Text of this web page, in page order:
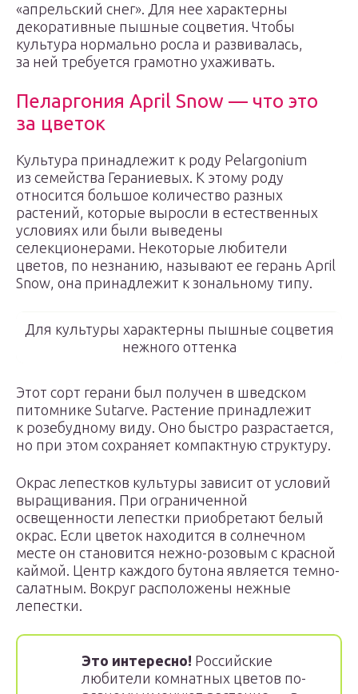
«апрельский снег». Для нее характерны
декоративные пышные соцветия. Чтобы
культура нормально росла и развивалась,
за ней требуется грамотно ухаживать.
Пеларгония April Snow — что это
за цветок
Культура принадлежит к роду Pelargonium
из семейства Гераниевых. К этому роду
относится большое количество разных
растений, которые выросли в естественных
условиях или были выведены
селекционерами. Некоторые любители
цветов, по незнанию, называют ее герань April
Snow, она принадлежит к зональному типу.
Для культуры характерны пышные соцветия
нежного оттенка
Этот сорт герани был получен в шведском
питомнике Sutarve. Растение принадлежит
к розебудному виду. Оно быстро разрастается,
но при этом сохраняет компактную структуру.
Окрас лепестков культуры зависит от условий
выращивания. При ограниченной
освещенности лепестки приобретают белый
окрас. Если цветок находится в солнечном
месте он становится нежно-розовым с красной
каймой. Центр каждого бутона является темно-
салатным. Вокруг расположены нежные
лепестки.
Это интересно! Российские
любители комнатных цветов по-